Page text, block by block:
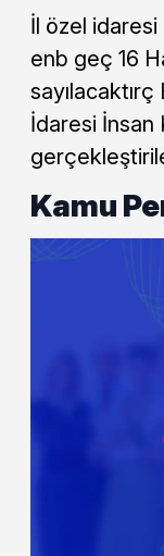
İl özel idaresi
enb geç 16
İdaresi İnsan
Kamu